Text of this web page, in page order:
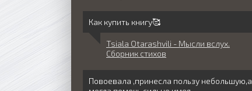
Как купить книгу🥰
Tsiala Otarashvili - Мысли вслух.
Сборник стихов
Повоевала ,принесла пользу небольшую,а